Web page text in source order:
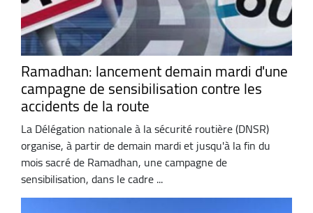
Ramadhan: lancement demain mardi d'une
campagne de sensibilisation contre les
accidents de la route
La Délégation nationale à la sécurité routière (DNSR)
organise, à partir de demain mardi et jusqu'à la fin du
mois sacré de Ramadhan, une campagne de
sensibilisation, dans le cadre ...